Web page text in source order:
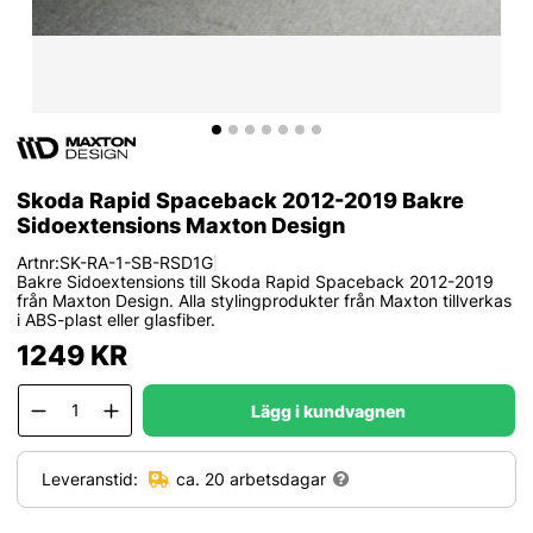
Skoda Rapid Spaceback 2012-2019 Bakre
Sidoextensions Maxton Design
Artnr:SK-RA-1-SB-RSD1G|
Bakre Sidoextensions till Skoda Rapid Spaceback 2012-2019
från Maxton Design. Alla stylingprodukter från Maxton tillverkas
i ABS-plast eller glasfiber.
1249KR
Lägg i kundvagnen
Leveranstid: ca. 20 arbetsdagar